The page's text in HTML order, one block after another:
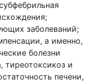
заболеваний;
а именно,
болезни
тиреотоксикоз и
печени,